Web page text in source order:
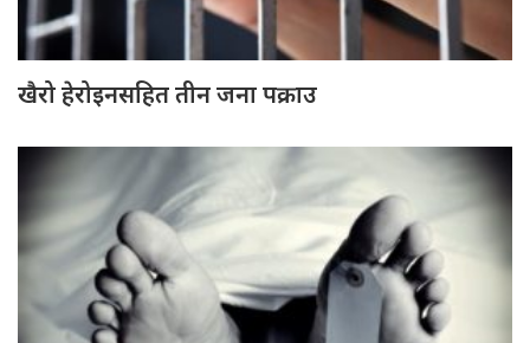
खैरो हेरोइनसहित तीन जना पक्राउ